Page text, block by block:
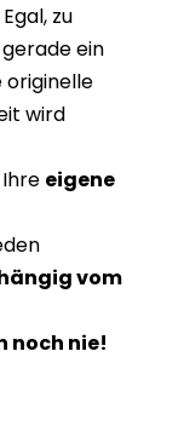
zu
ein
originelle
wird
eigene
vom
noch nie!